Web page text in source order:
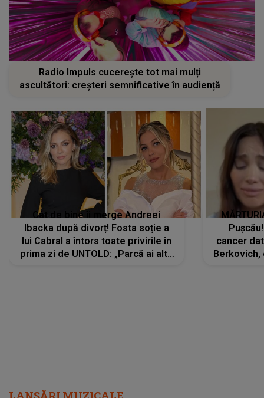
Radio Impuls cucerește tot mai mulți
ascultători: creșteri semnificative în audiență
Cât de bine îi merge Andreei
Ibacka după divorț! Fosta soție a
lui Cabral a întors toate privirile în
prima zi de UNTOLD: „Parcă ai altă
cancer
Berkovich,